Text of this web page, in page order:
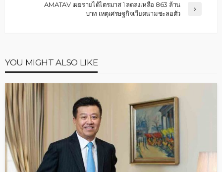
AMATAV เผยรายได้ไตรมาส 1 ลดลงเหลือ 863 ล้าน
บาท เหตุเศรษฐกิจเวียดนามชะลอตัว
YOU MIGHT ALSO LIKE